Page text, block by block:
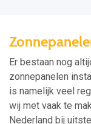
Er bestaan nog
zonnepanelen
is namelijk veel
wij met vaak te
Nederland bij